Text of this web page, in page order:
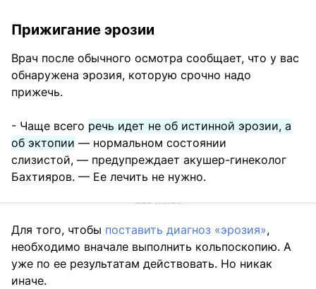
Прижигание эрозии
Врач после обычного осмотра сообщает, что у вас
обнаружена эрозия, которую срочно надо
прижечь.
- Чаще всего речь идет не об истинной эрозии, а
об эктопии — нормальном состоянии
слизистой, — предупреждает акушер-гинеколог
Бахтияров. — Ее лечить не нужно.
Для того, чтобы поставить диагноз «эрозия»,
необходимо вначале выполнить кольпоскопию. А
уже по ее результатам действовать. Но никак
иначе.